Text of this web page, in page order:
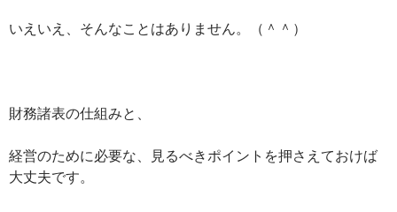
いえいえ、そんなことはありません。（＾＾）
財務諸表の仕組みと、
経営のために必要な、見るべきポイントを押さえておけば
大丈夫です。